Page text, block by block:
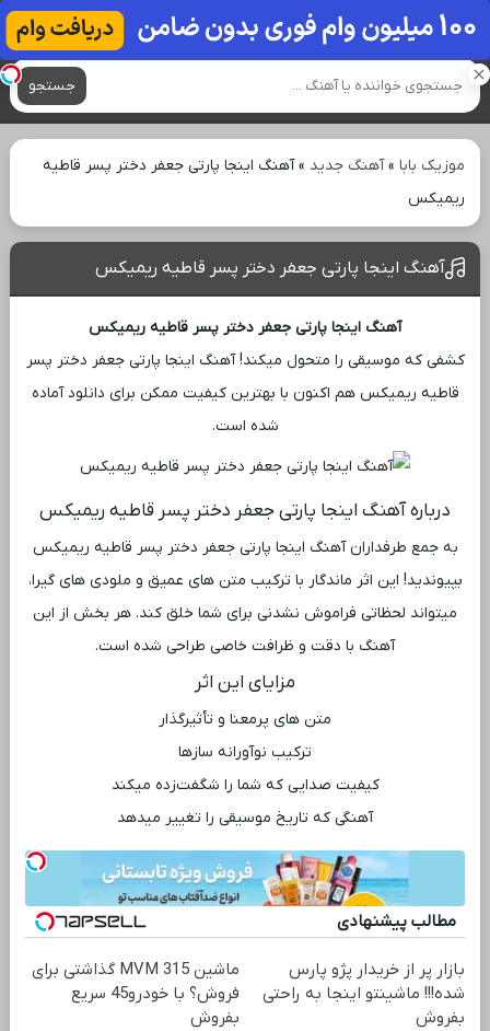
آهنگ های جدید
جستجو
موزیک بابا»آهنگ جدید »آهنگ اینجا پارتی جعفر دختر پسر قاطیه
ریمیکس
آهنگ اینجا پارتی جعفر دختر پسر قاطیه ریمیکس
آهنگ اینجا پارتی جعفر دختر پسر قاطیه ریمیکس
کشفی که موسیقی را متحول میکند! آهنگ اینجا پارتی جعفر دختر پسر
قاطیه ریمیکس هم اکنون با بهترین کیفیت ممکن برای دانلود آماده
شده است.
درباره آهنگ اینجا پارتی جعفر دختر پسر قاطیه ریمیکس
به جمع طرفداران آهنگ اینجا پارتی جعفر دختر پسر قاطیه ریمیکس
بپیوندید! این اثر ماندگار با ترکیب متن‌ های عمیق و ملودی ‌های گیرا،
میتواند لحظاتی فراموش ‌نشدنی برای شما خلق کند. هر بخش از این
آهنگ با دقت و ظرافت خاصی طراحی شده است.
مزایای این اثر
متن‌ های پرمعنا و تأثیرگذار
ترکیب نوآورانه سازها
کیفیت صدایی که شما را شگفت‌زده میکند
آهنگی که تاریخ موسیقی را تغییر میدهد
مطالب پیشنهادی
بازار پر از خریدار پژو پارس
شده!!! ماشینتو اینجا به راحتی
بفروش
ماشین MVM 315 گذاشتی برای
فروش؟ با خودرو45 سریع
بفروش